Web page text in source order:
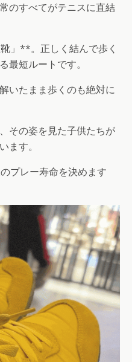
のすべてがテニスに直結
」**。正しく結んで歩く
最短ルートです。
いたまま歩くのも絶対に
その姿を見た子供たちが
ます。
プレー寿命を決めます